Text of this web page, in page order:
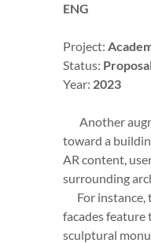
ENG
Project:
Status:
Year: 2023
Another
toward a
AR content,
surrounding
For instance,
facades
sculptural